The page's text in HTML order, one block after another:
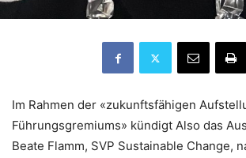
Im Rahmen der «zukunftsfähigen
Führungsgremiums» kündigt Also das
Beate Flamm, SVP Sustainable Change,